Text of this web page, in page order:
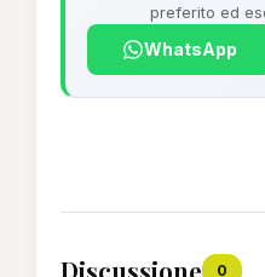
preferito ed
WhatsApp
Discussione 0